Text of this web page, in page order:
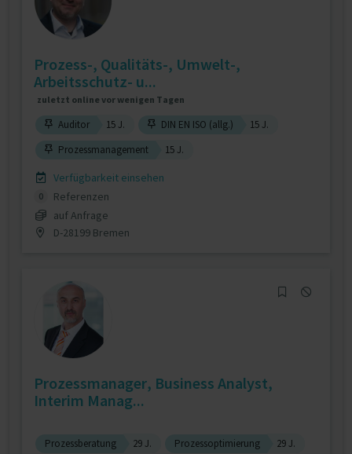
Prozess-, Qualitäts-, Umwelt-,
Arbeitsschutz- u...
zuletzt online vor wenigen Tagen
Auditor 15 J. DIN EN ISO (allg.)
15 J.
Prozessmanagement
15 J.
Verfügbarkeit einsehen
0
Referenzen
auf Anfrage
D-28199 Bremen
Prozessmanager, Business Analyst,
Interim Manag...
Prozessberatung 29 J. Prozessoptimierung
29 J.